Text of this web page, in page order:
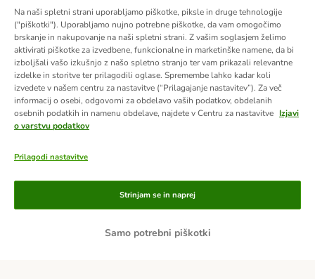
Na naši spletni strani uporabljamo piškotke, piksle in druge tehnologije
("piškotki"). Uporabljamo nujno potrebne piškotke, da vam omogočimo
brskanje in nakupovanje na naši spletni strani. Z vašim soglasjem želimo
aktivirati piškotke za izvedbene, funkcionalne in marketinške namene, da bi
izboljšali vašo izkušnjo z našo spletno stranjo ter vam prikazali relevantne
izdelke in storitve ter prilagodili oglase. Spremembe lahko kadar koli
izvedete v našem centru za nastavitve (“Prilagajanje nastavitev”). Za več
informacij o osebi, odgovorni za obdelavo vaših podatkov, obdelanih
osebnih podatkih in namenu obdelave, najdete v Centru za nastavitve Izjavi
o varstvu podatkov
Prilagodi nastavitve
Samo potrebni piškotki
Strinjam se in naprej